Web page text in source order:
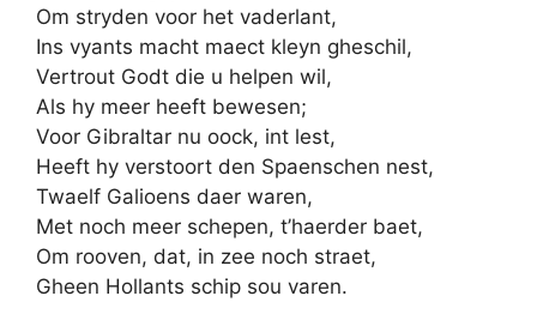
Om stryden voor het vaderlant,
Ins vyants macht maect kleyn gheschil,
Vertrout Godt die u helpen wil,
Als hy meer heeft bewesen;
Voor Gibraltar nu oock, int lest,
Heeft hy verstoort den Spaenschen nest,
Twaelf Galioens daer waren,
Met noch meer schepen, t’haerder baet,
Om rooven, dat, in zee noch straet,
Gheen Hollants schip sou varen.